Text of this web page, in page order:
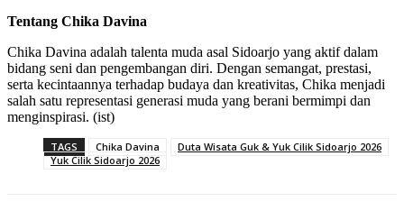
Tentang Chika Davina
Chika Davina adalah talenta muda asal Sidoarjo yang aktif dalam
bidang seni dan pengembangan diri. Dengan semangat, prestasi,
serta kecintaannya terhadap budaya dan kreativitas, Chika menjadi
salah satu representasi generasi muda yang berani bermimpi dan
menginspirasi. (ist)
TAGS Chika Davina
Duta Wisata Guk & Yuk Cilik Sidoarjo 2026
Yuk Cilik Sidoarjo 2026